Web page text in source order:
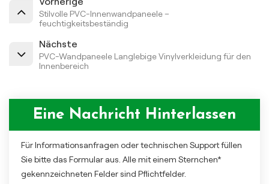
Stilvolle PVC-Innenwandpaneele –
feuchtigkeitsbeständig
Nächste
PVC-Wandpaneele Langlebige Vinylverkleidung für den
Innenbereich
Eine Nachricht Hinterlassen
Für Informationsanfragen oder technischen Support füllen
Sie bitte das Formular aus. Alle mit einem Sternchen*
gekennzeichneten Felder sind Pflichtfelder.